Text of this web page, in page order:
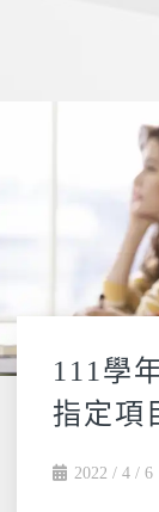
111學
指定項
2022 / 4 / 6